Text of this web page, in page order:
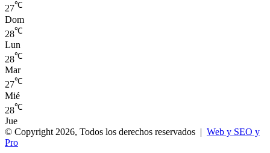
27℃
Dom
28℃
Lun
28℃
Mar
27℃
Mié
28℃
Jue
© Copyright 2026, Todos los derechos reservados | Web y SEO y
Pro